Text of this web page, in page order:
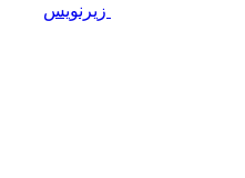
زیرنویس